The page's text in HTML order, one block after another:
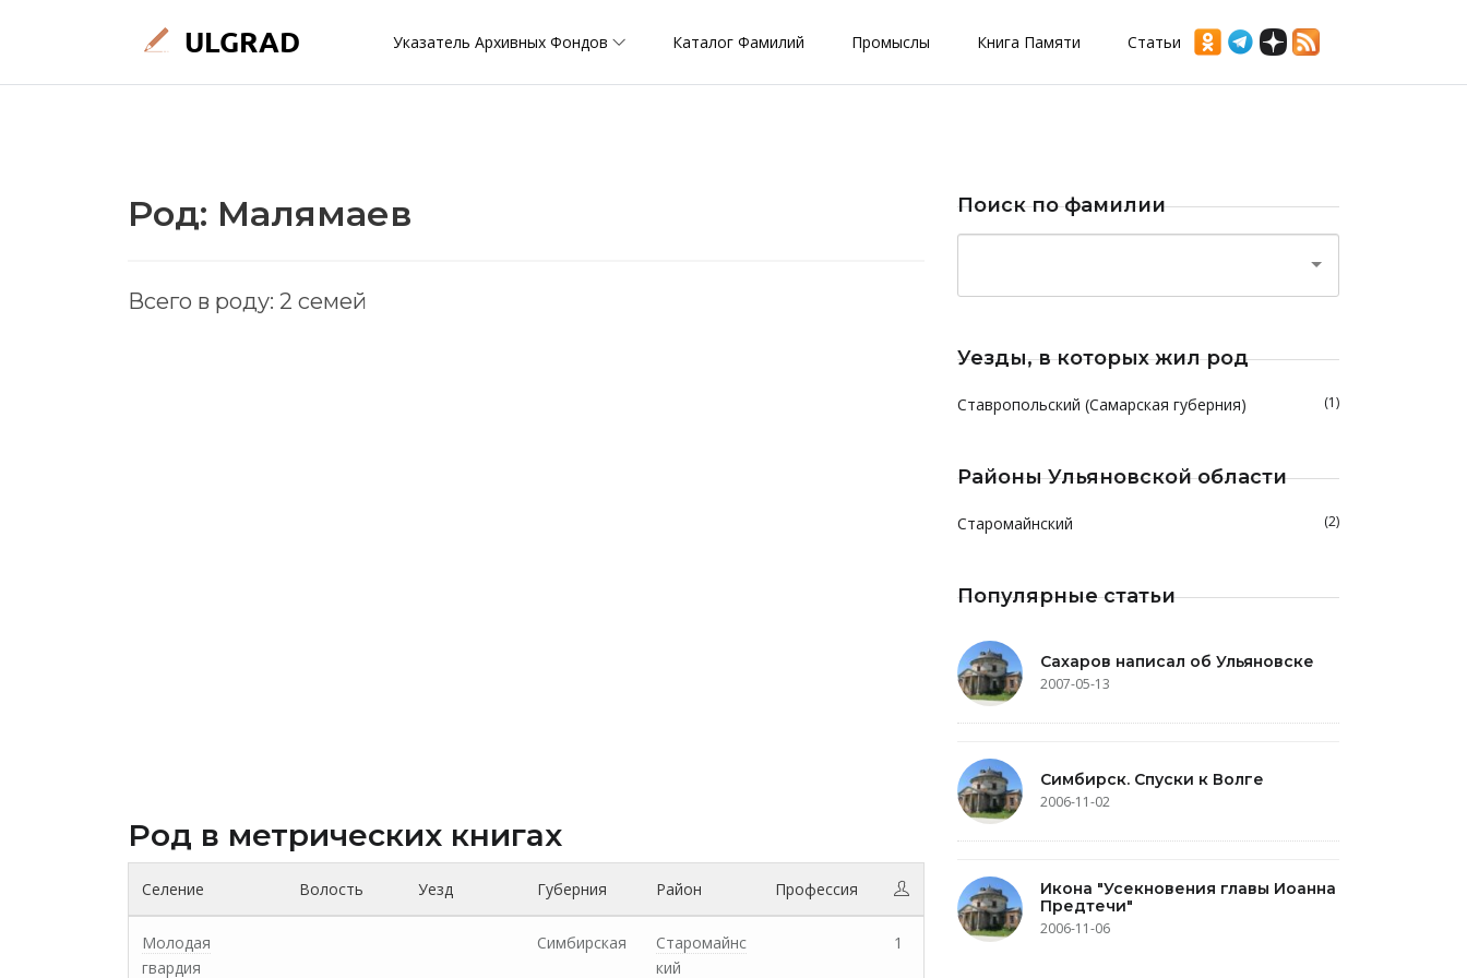
Указатель Архивных Фондов Каталог Фамилий Промыслы Книга Памяти Статьи
Род: Малямаев
Всего в роду: 2 семей
Род в метрических книгах
Селение Волость Уезд Губерния Район Профессия
Молодая
гвардия
Симбирская
Старомайнс
кий
1
Поиск по фамилии
Уезды, в которых жил род
Ставропольский (Самарская губерния) (1)
Районы Ульяновской области
Старомайнский (2)
Популярные статьи
Сахаров написал об Ульяновске
2007-05-13
Симбирск. Спуски к Волге
2006-11-02
Икона "Усекновения главы Иоанна
Предтечи"
2006-11-06